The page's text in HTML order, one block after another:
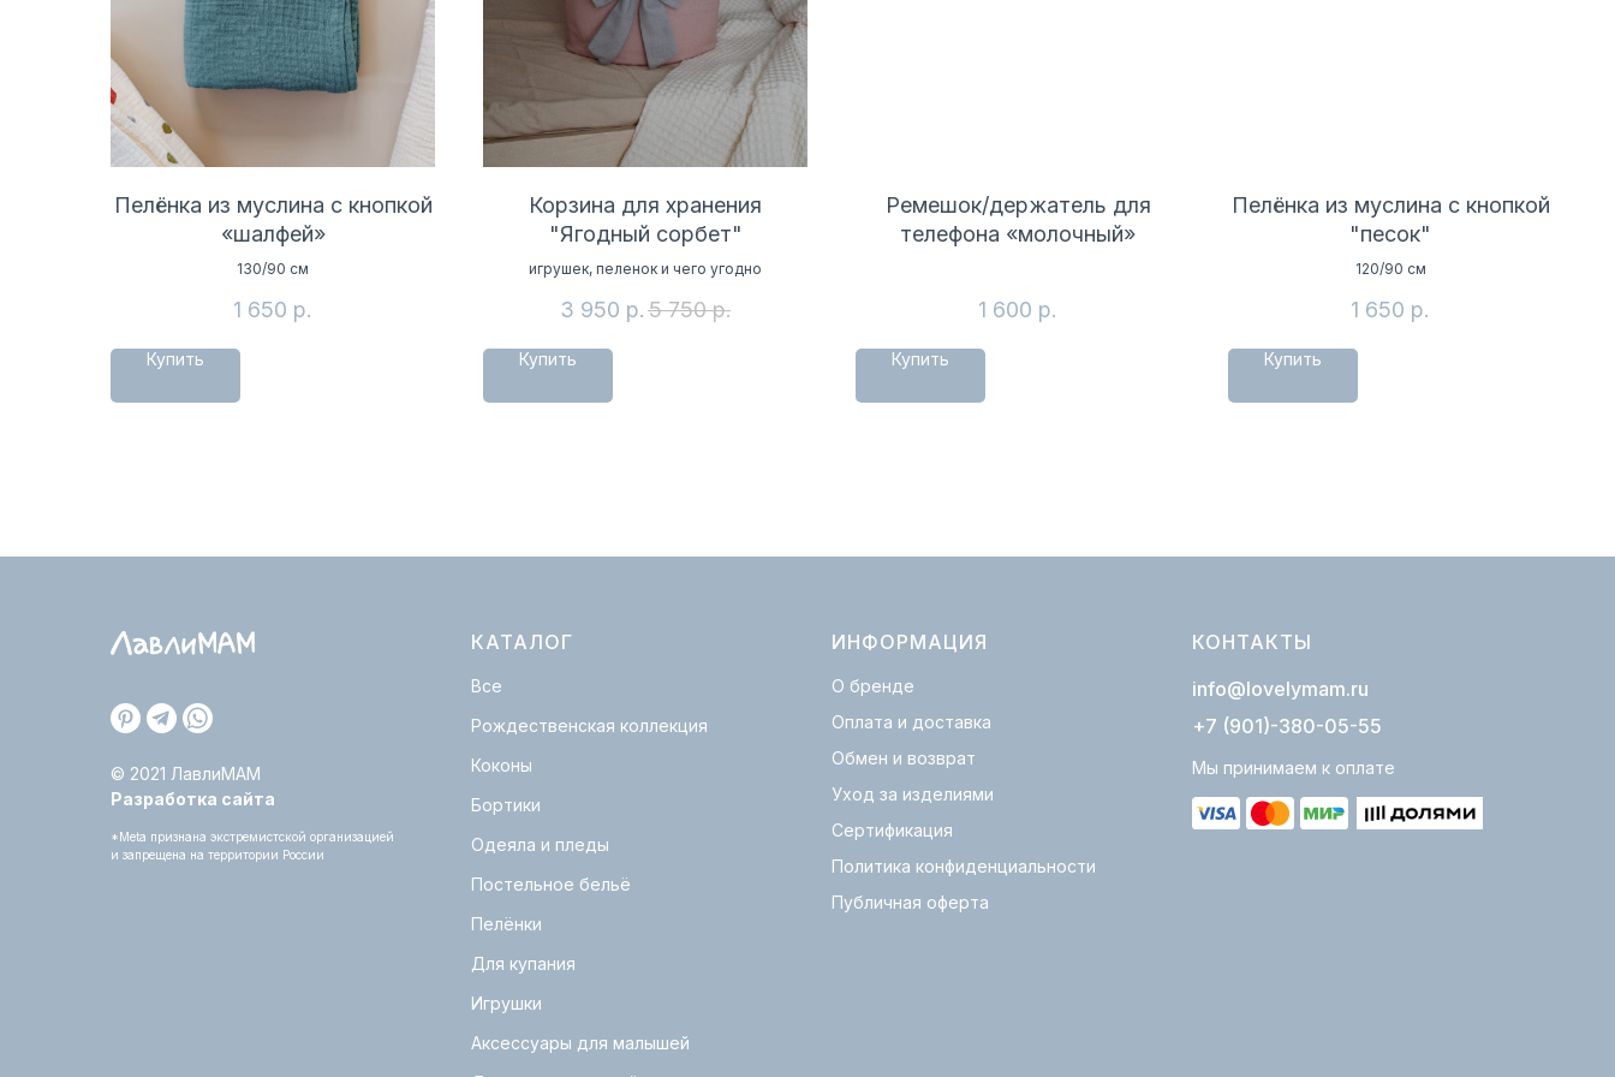
Пелёнка из муслина с кнопкой
«шалфей»
130/90 см
1 650 р.
Купить
Корзина для хранения
"Ягодный сорбет"
игрушек, пеленок и чего угодно
3 950 р. 5 750 р.
Купить
Ремешок/держатель для
телефона «молочный»
1 600 р.
Купить
Пелёнка из муслина с кнопкой
"песок"
120/90 см
1 650 р.
Купить
КАТАЛОГ
© 2021 ЛавлиМАМ
Разработка сайта
Коконы
Игрушки
Аксессуары для малышей
ИНФОРМАЦИЯ
О бренде
Оплата и доставка
Обмен и возврат
Уход за изделиями
Сертификация
Мы принимаем к оплате
КОНТАКТЫ
info@lovelymam.ru
+7 (901)-380-05-55
Все
Бортики
Одеяла и пледы
Постельное бельё
Пелёнки
Для купания
Политика конфиденциальности
Публичная оферта
*Meta признана экстремистской организацией
и запрещена на территории России
Рождественская коллекция